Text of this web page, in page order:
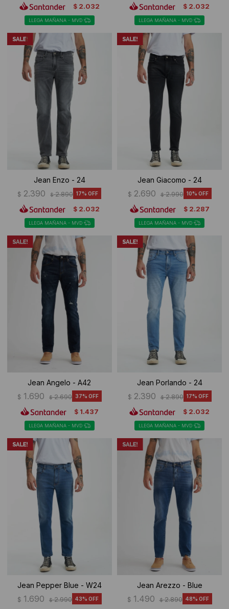
$ 2.032
LLEGA MAÑANA - MVD
$ 2.032
LLEGA MAÑANA - MVD
Jean Enzo - 24
$ 2.390 $ 2.890 17
$ 2.032
LLEGA MAÑANA - MVD
Jean Giacomo - 24
$ 2.690 $ 2.990 10
$ 2.287
LLEGA MAÑANA - MVD
Jean Angelo - A42
$ 1.690 $ 2.690 37
$ 1.437
LLEGA MAÑANA - MVD
Jean Porlando - 24
$ 2.390 $ 2.890 17
$ 2.032
LLEGA MAÑANA - MVD
Jean Pepper Blue - W24
$ 1.690 $ 2.990 43
Jean Arezzo - Blue
$ 1.490 $ 2.890 48